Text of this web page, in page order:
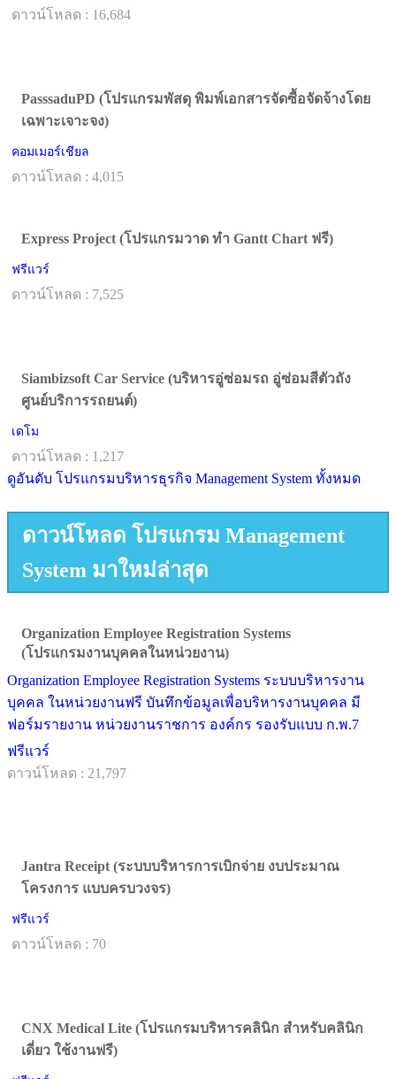
ดาวน์โหลด : 16,684
PasssaduPD (โปรแกรมพัสดุ พิมพ์เอกสารจัดซื้อจัดจ้างโดย
เฉพาะเจาะจง)
คอมเมอร์เชียล
ดาวน์โหลด : 4,015
Express Project (โปรแกรมวาด ทํา Gantt Chart ฟรี)
ฟรีแวร์
ดาวน์โหลด : 7,525
Siambizsoft Car Service (บริหารอู่ซ่อมรถ อู่ซ่อมสีตัวถัง
ศูนย์บริการรถยนต์)
เดโม
ดาวน์โหลด : 1,217
ดูอันดับ โปรแกรมบริหารธุรกิจ Management System ทั้งหมด
ดาวน์โหลด โปรแกรม Management
System มาใหม่ล่าสุด
Organization Employee Registration Systems
(โปรแกรมงานบุคคลในหน่วยงาน)
Organization Employee Registration Systems ระบบบริหารงาน
บุคคล ในหน่วยงานฟรี บันทึกข้อมูลเพื่อบริหารงานบุคคล มี
ฟอร์มรายงาน หน่วยงานราชการ องค์กร รองรับแบบ ก.พ.7
ฟรีแวร์
ดาวน์โหลด : 21,797
Jantra Receipt (ระบบบริหารการเบิกจ่าย งบประมาณ
โครงการ แบบครบวงจร)
ฟรีแวร์
ดาวน์โหลด : 70
CNX Medical Lite (โปรแกรมบริหารคลินิก สำหรับคลินิก
เดี่ยว ใช้งานฟรี)